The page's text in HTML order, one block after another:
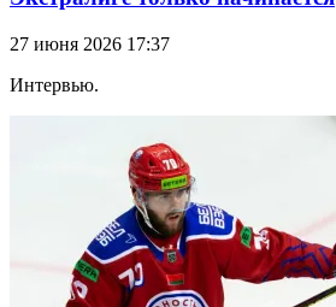
27 июня 2026 17:37
Интервью.